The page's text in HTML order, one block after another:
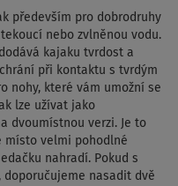
především pro dobrodruhy
nebo zvlněnou vodu.
kajaku tvrdost a
při kontaktu s tvrdým
nohy, které vám umožní se
lze užívat jako
dvoumístnou verzi. Je to
místo velmi pohodlné
nahradí. Pokud s
doporučujeme nasadit dvě